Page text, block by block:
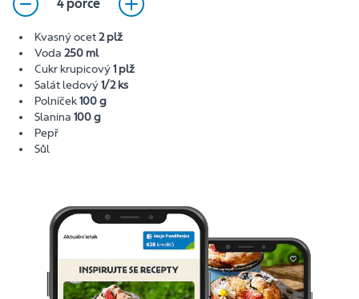
4 porce
Kvasný ocet2 plž
Voda 250 ml
Cukr krupicový1 plž
Salát ledový1/2 ks
Polníček100 g
Slanina 100 g
Pepř
Sůl